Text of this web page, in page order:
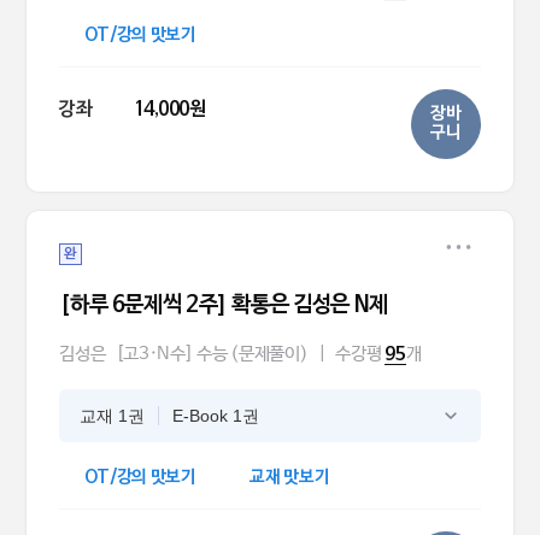
OT/강의 맛보기
강좌 14,000원
장바
구니
완
[하루 6문제씩 2주] 확통은 김성은 N제
김성은 [고3·N수] 수능 (문제풀이) 수강평 95개
교재 1권 E-Book 1권
OT/강의 맛보기 교재 맛보기